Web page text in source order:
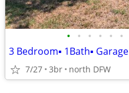
• • • • • •
3 Bedroom▪ 1Bath▪ Garage
7/27 3br north DFW